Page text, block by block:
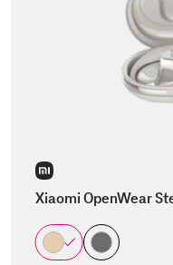
Xiaomi OpenWear